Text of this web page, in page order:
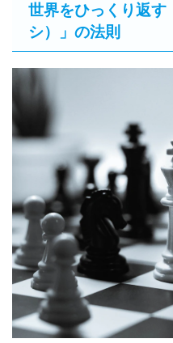
世界をひっくり返す
シ）」の法則